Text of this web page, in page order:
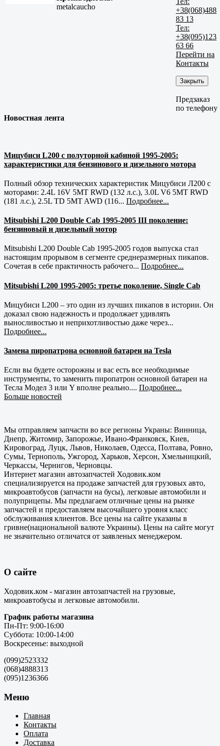
metalcaucho
+38(068)488
83 13
Тел:
+38(095)123
63 66
Перейти на
Контакты
Закрыть
Предзаказ
по телефону
Новостная лента
Мицубиси L200 с полуторной кабиной 1995-2005:
характеристики для бензинового и дизельного мотора
Полный обзор технических характеристик Мицубиси Л200 с
моторами: 2.4L 16V 5MT RWD (132 л.с.), 3.0L V6 5MT RWD
(181 л.с.), 2.5L TD 5MT AWD (116... Подробнее...
Mitsubishi L200 Double Cab 1995-2005 III поколение:
бензиновый и дизельный мотор
Mitsubishi L200 Double Cab 1995-2005 годов выпуска стал
настоящим прорывом в сегменте среднеразмерных пикапов.
Сочетая в себе практичность рабочего... Подробнее...
Mitsubishi L200 1995-2005: третье поколение, Single Cab
Мицубиси L200 – это один из лучших пикапов в истории. Он
доказал свою надежность и продолжает удивлять
выносливостью и неприхотливостью даже через...
Подробнее...
Замена пиропатрона основной батареи на Tesla
Если вы будете осторожны и вас есть все необходимые
инструменты, то заменить пиропатрон основной батареи на
Тесла Модел 3 или Y вполне реально.... Подробнее...
Больше новостей
Мы отправляем запчасти во все регионы Украны: Винница,
Днепр, Житомир, Запорожье, Ивано-Франковск, Киев,
Кировоград, Луцк, Львов, Николаев, Одесса, Полтава, Ровно,
Сумы, Тернополь, Ужгород, Харьков, Херсон, Хмельницкий,
Черкассы, Чернигов, Черновцы.
Интернет магазин автозапчастей Ходовик.ком
специализируется на продаже запчастей для грузовых авто,
микроавтобусов (запчасти на бусы), легковые автомобили и
полуприцепы. Мы предлагаем отличные цены на рынке
запчастей и предоставляем высочайшего уровня класс
обслуживания клиентов. Все цены на сайте указаны в
гривне(национальной валюте Украины). Цены на сайте могут
не значительно отличатся от заявленых менеджером.
О сайте
Ходовик.ком - магазин автозапчастей на грузовые,
микроавтобусы и легковые автомобили.
График работы магазина
Пн-Пт: 9:00-16:00
Суббота: 10:00-14:00
Воскресенье: выходной
(099)2523332
(068)4888313
(095)1236366
Меню
Главная
Контакты
Оплата
Доставка